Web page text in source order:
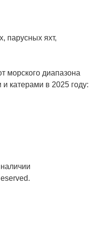
парусных яхт,
морского диапазона
катерами в 2025 году: